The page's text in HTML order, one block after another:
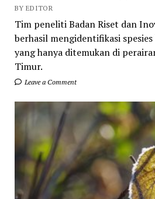
BY EDITOR
Tim peneliti Badan Riset dan
berhasil mengidentifikasi
yang hanya ditemukan di
Timur.
Leave a Comment